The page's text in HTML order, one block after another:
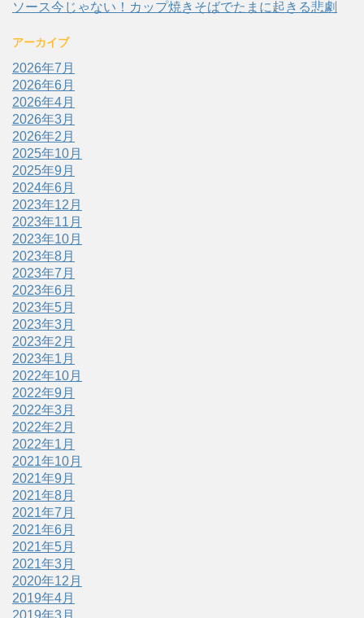
ソース今じゃない！カップ焼きそばでたまに起きる悲劇
アーカイブ
2026年7月
2026年6月
2026年4月
2026年3月
2026年2月
2025年10月
2025年9月
2024年6月
2023年12月
2023年11月
2023年10月
2023年8月
2023年7月
2023年6月
2023年5月
2023年3月
2023年2月
2023年1月
2022年10月
2022年9月
2022年3月
2022年2月
2022年1月
2021年10月
2021年9月
2021年8月
2021年7月
2021年6月
2021年5月
2021年3月
2020年12月
2019年4月
2019年3月